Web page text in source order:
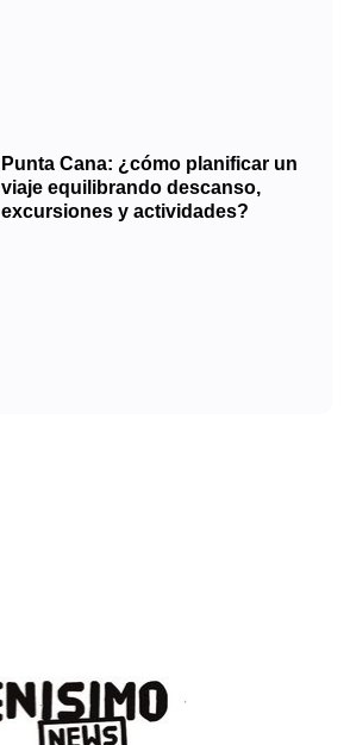
Punta Cana: ¿cómo planificar un
viaje equilibrando descanso,
excursiones y actividades?